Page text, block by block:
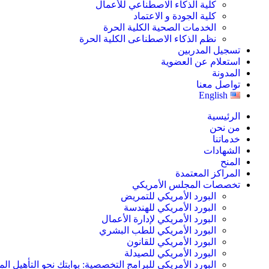
كلية الذكاء الاصطناعي للأعمال
كلية الجودة و الاعتماد
الخدمات الصحية الكلية الحرة
نظم الذكاء الاصطناعى الكلية الحرة
تسجيل المدربين
استعلام عن العضوية
المدونة
تواصل معنا
English
الرئيسية
من نحن
خدماتنا
الشهادات
المنح
المراكز المعتمدة
تخصصات المجلس الأمريكي
البورد الأمريكي للتمريض
البورد الأمريكي للهندسة
البورد الأمريكي لإدارة الأعمال
البورد الأمريكي للطب البشري
البورد الأمريكي للقانون
البورد الأمريكي للصيدلة
البورد الأمريكي للبرامج التخصصية: بوابتك نحو التأهيل